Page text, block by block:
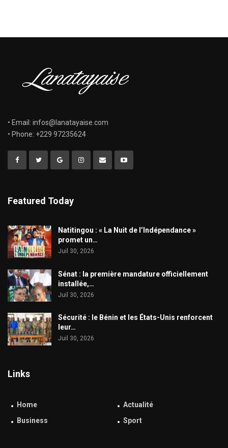
• Email: infos@lanatayaise.com
• Phone: +229 97235624
Featured Today
​Natitingou : « La Nuit de l’Indépendance »
promet un…
Juil 30, 2026
Sénat : la première mandature officiellement
installée,…
Juil 30, 2026
Sécurité : le Bénin et les États-Unis renforcent
leur…
Juil 30, 2026
Links
Home
Actualité
Business
Sport